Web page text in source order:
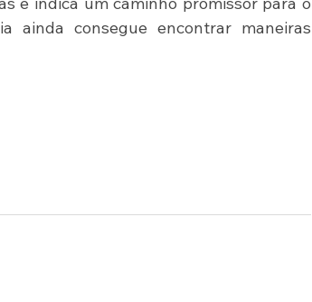
ainda consegue encontrar maneiras